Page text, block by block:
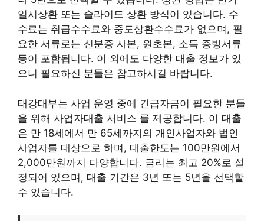
일시상환 또는 슬라이드 상환 방식이 있습니다. 수
수료는 취급수수료와 중도상환수수료가 없으며, 필
요한 서류로는 신분증 사본, 원초본, 소득 증빙서류
등이 포함됩니다. 이 외에도 다양한 대출 정보가 있
으니 필요하신 분들은 참고하시길 바랍니다.
태강대부는 사업 운영 중에 긴급자금이 필요한 분들
을 위해 사업자대출 서비스 를 제공합니다. 이 대출
은 만 18세에서 만 65세까지의 개인사업자와 법인
사업자를 대상으로 하며, 대출한도는 100만원에서
2,000만원까지 다양합니다. 금리는 최고 20%로 설
정되어 있으며, 대출 기간은 3년 또는 5년을 선택할
수 있습니다.